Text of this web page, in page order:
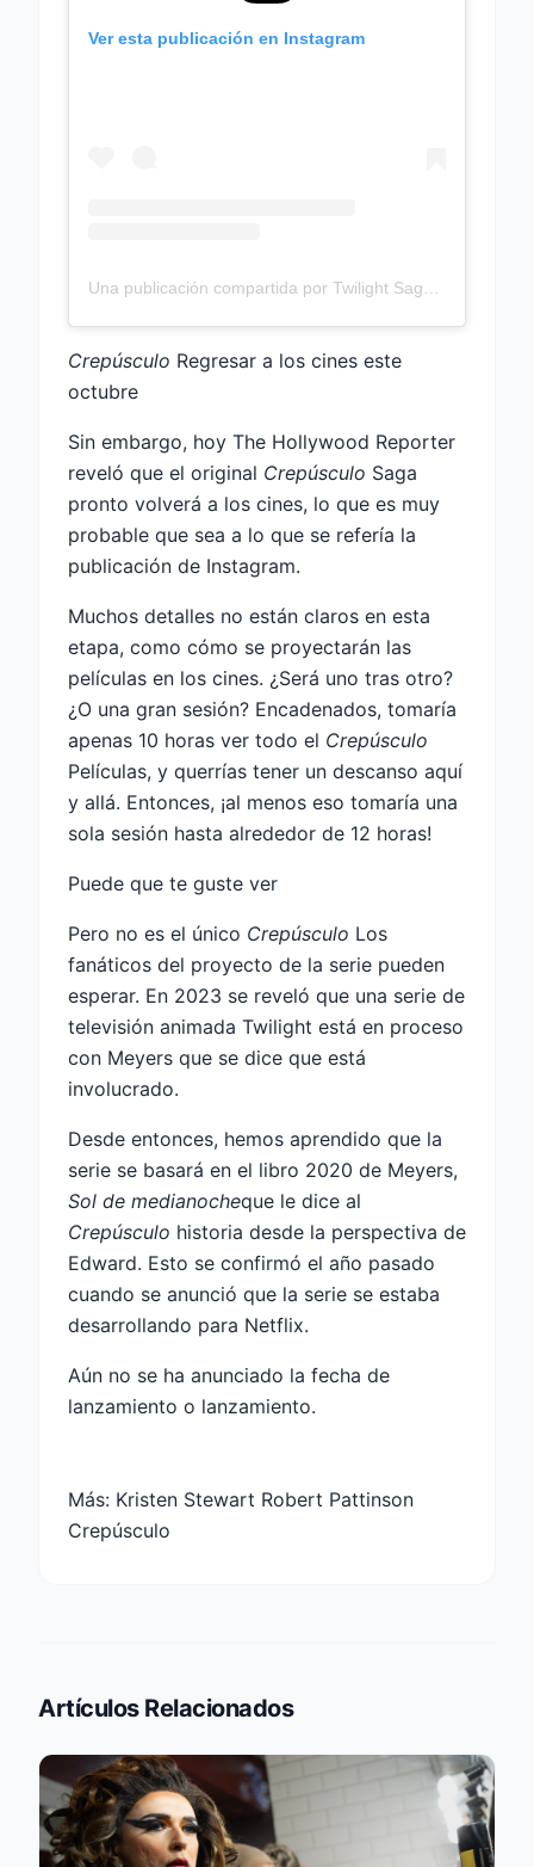
Ver esta publicación en Instagram
Crepúsculo Regresar a los cines este
octubre
Sin embargo, hoy The Hollywood Reporter
reveló que el original Crepúsculo Saga
pronto volverá a los cines, lo que es muy
probable que sea a lo que se refería la
publicación de Instagram.
Muchos detalles no están claros en esta
etapa, como cómo se proyectarán las
películas en los cines. ¿Será uno tras otro?
¿O una gran sesión? Encadenados, tomaría
apenas 10 horas ver todo el Crepúsculo
Películas, y querrías tener un descanso aquí
y allá. Entonces, ¡al menos eso tomaría una
sola sesión hasta alrededor de 12 horas!
Puede que te guste ver
Pero no es el único Crepúsculo Los
fanáticos del proyecto de la serie pueden
esperar. En 2023 se reveló que una serie de
televisión animada Twilight está en proceso
con Meyers que se dice que está
involucrado.
Desde entonces, hemos aprendido que la
serie se basará en el libro 2020 de Meyers,
Sol de medianocheque le dice al
Crepúsculo historia desde la perspectiva de
Edward. Esto se confirmó el año pasado
cuando se anunció que la serie se estaba
desarrollando para Netflix.
Aún no se ha anunciado la fecha de
lanzamiento o lanzamiento.
Más: Kristen Stewart Robert Pattinson
Crepúsculo
Artículos Relacionados